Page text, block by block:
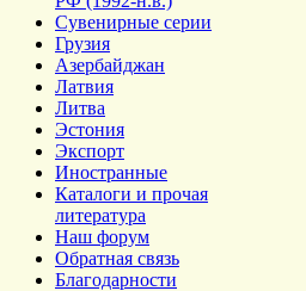
Сувенирные серии
Грузия
Азербайджан
Латвия
Литва
Эстония
Экспорт
Иностранные
Каталоги и прочая
литература
Наш форум
Обратная связь
Благодарности